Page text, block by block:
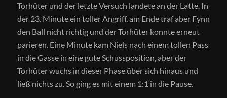
Torhüter und der letzte Versuch landete an der Latte. In
der 23. Minute ein toller Angriff, am Ende traf aber Fynn
den Ball nicht richtig und der Torhüter konnte erneut
parieren. Eine Minute kam Niels nach einem tollen Pass
in die Gasse in eine gute Schussposition, aber der
Torhüter wuchs in dieser Phase über sich hinaus und
ließ nichts zu. So ging es mit einem 1:1 in die Pause.